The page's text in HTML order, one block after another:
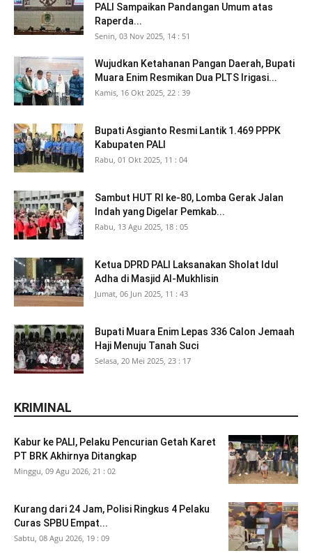
PALI Sampaikan Pandangan Umum atas
Raperda...
Senin, 03 Nov 2025, 14 : 51
Wujudkan Ketahanan Pangan Daerah, Bupati
Muara Enim Resmikan Dua PLTS Irigasi...
Kamis, 16 Okt 2025, 22 : 39
Bupati Asgianto Resmi Lantik 1.469 PPPK
Kabupaten PALI
Rabu, 01 Okt 2025, 11 : 04
Sambut HUT RI ke-80, Lomba Gerak Jalan
Indah yang Digelar Pemkab...
Rabu, 13 Agu 2025, 18 : 05
Ketua DPRD PALI Laksanakan Sholat Idul
Adha di Masjid Al-Mukhlisin
Jumat, 06 Jun 2025, 11 : 43
Bupati Muara Enim Lepas 336 Calon Jemaah
Haji Menuju Tanah Suci
Selasa, 20 Mei 2025, 23 : 17
KRIMINAL
Kabur ke PALI, Pelaku Pencurian Getah Karet
PT BRK Akhirnya Ditangkap
Minggu, 09 Agu 2026, 21 : 02
Kurang dari 24 Jam, Polisi Ringkus 4 Pelaku
Curas SPBU Empat...
Sabtu, 08 Agu 2026, 19 : 09